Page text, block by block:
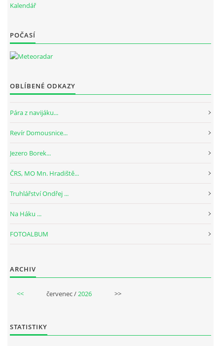
Kalendář
POČASÍ
OBLÍBENÉ ODKAZY
Pára z navijáku...
Revír Domousnice...
Jezero Borek...
ČRS, MO Mn. Hradiště...
Truhlářství Ondřej ...
Na Háku ...
FOTOALBUM
ARCHIV
<< červenec /2026 >>
STATISTIKY